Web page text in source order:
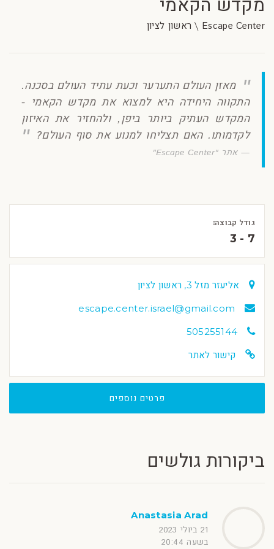
מקדש הקאמי
Escape Center \ ראשון לציון
מאזן העולם התערער וכעת עתיד העולם בסכנה.
התקווה היחידה היא למצוא את מקדש הקאמי -
המקדש העתיק ביותר ביפן, ולהחזיר את האיזון
לקדמותו. האם תצליחו למנוע את סוף העולם?
אתר "Escape Center"
גודל קבוצה:
3 - 7
אליעזר מזל 3, ראשון לציון
escape.center.israel@gmail.com
505255144
קישור לאתר
פרטים נוספים
ביקורות גולשים
Anastasia Arad
21 ביולי 2023
בשעה 20:44